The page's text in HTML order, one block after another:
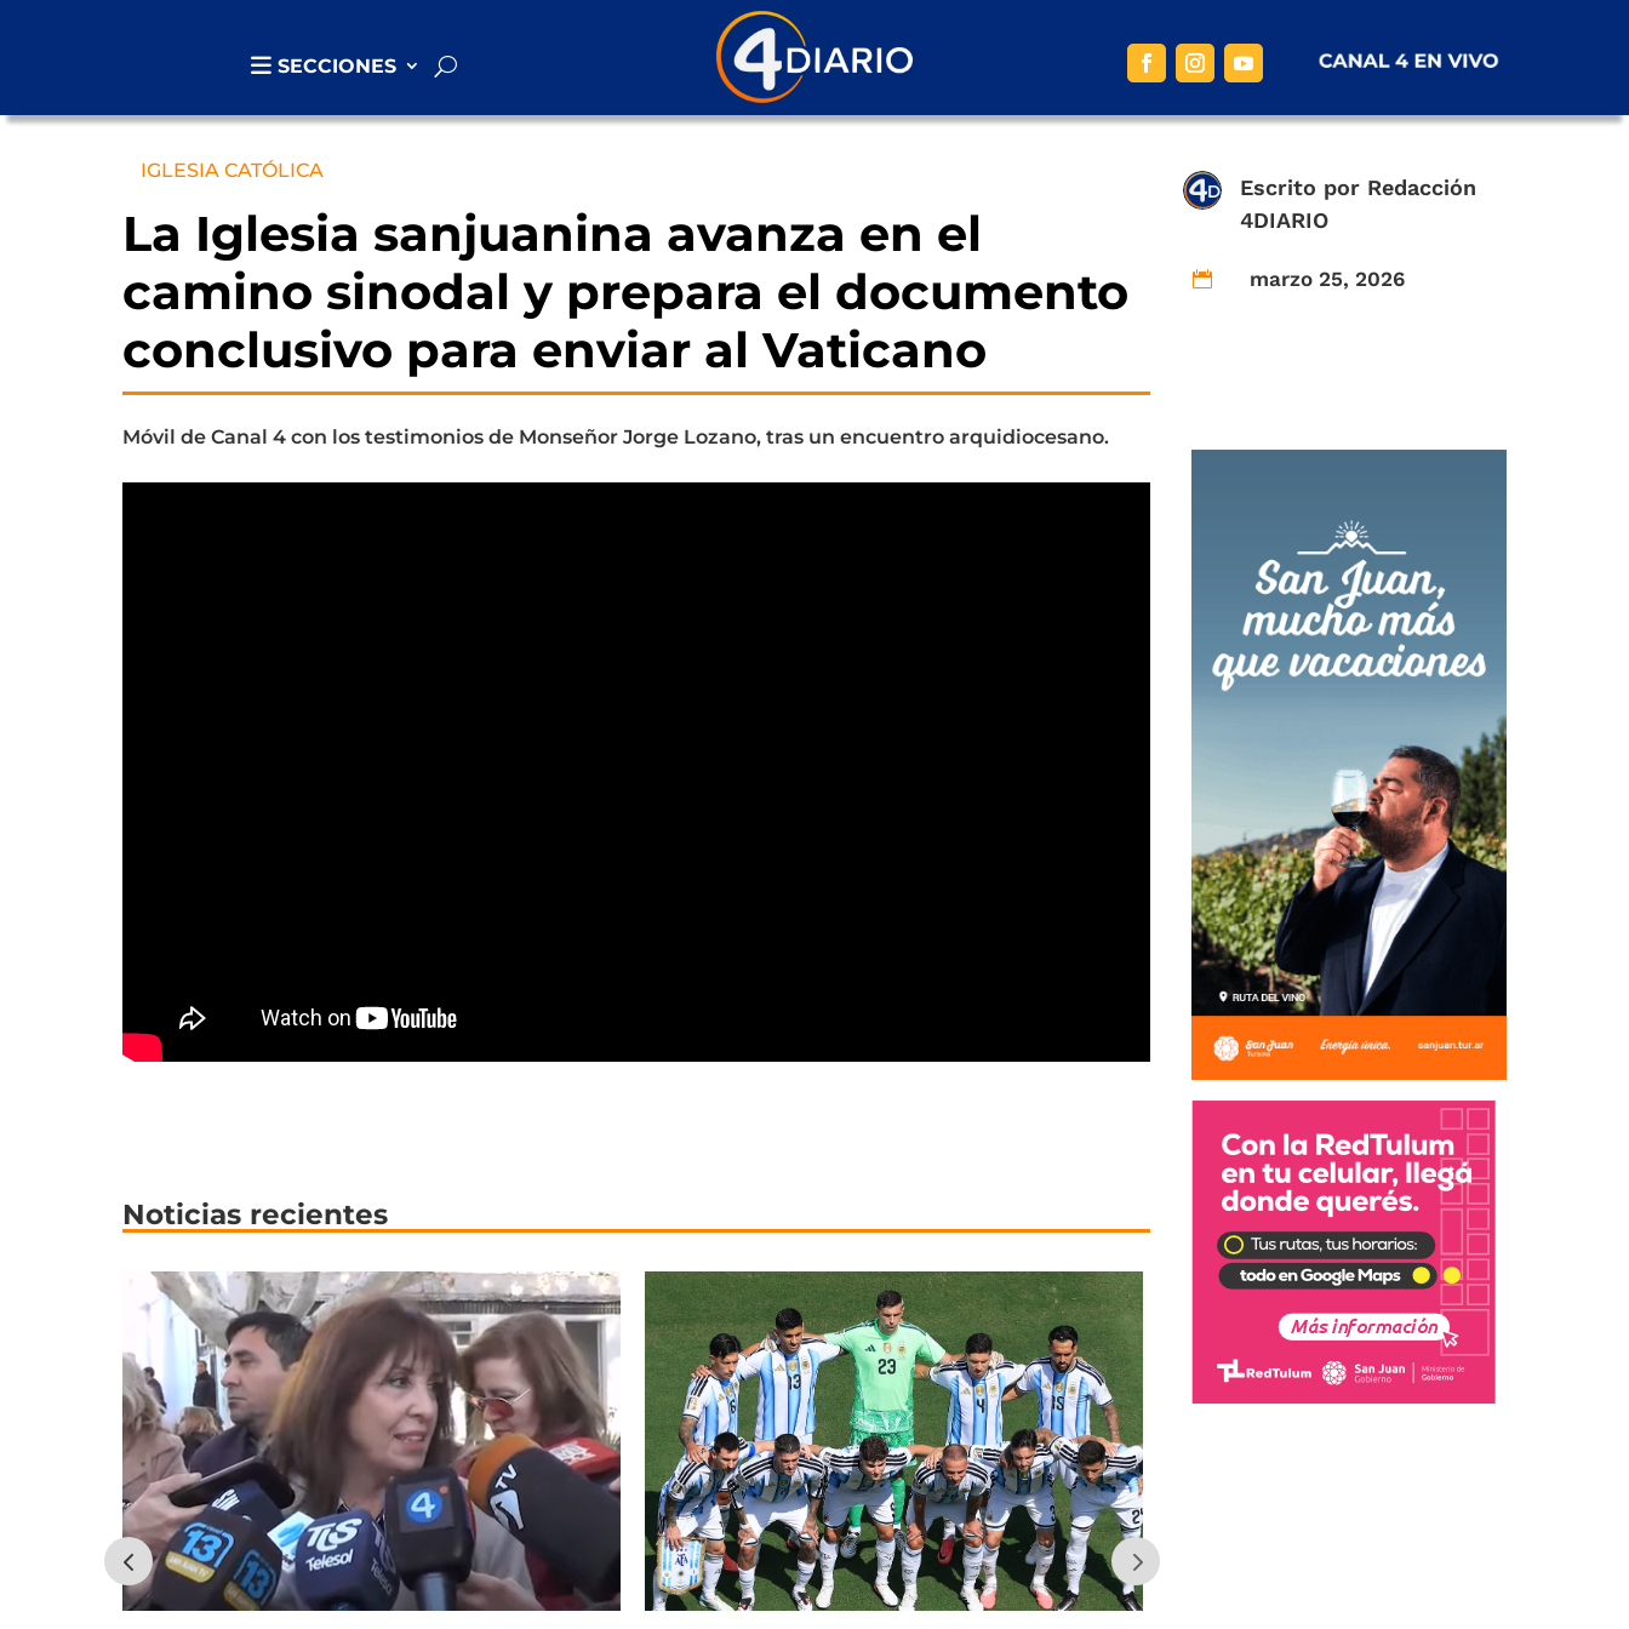
SECCIONES
IGLESIA CATÓLICA
La Iglesia sanjuanina avanza en el
camino sinodal y prepara el documento
conclusivo para enviar al Vaticano
Escrito por Redacción
4DIARIO
 marzo 25, 2026
Móvil de Canal 4 con los testimonios de Monseñor Jorge Lozano, tras un encuentro arquidiocesano.
Noticias recientes